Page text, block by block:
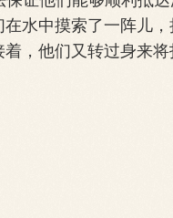
水中摸索了一阵儿
，他们又转过身来